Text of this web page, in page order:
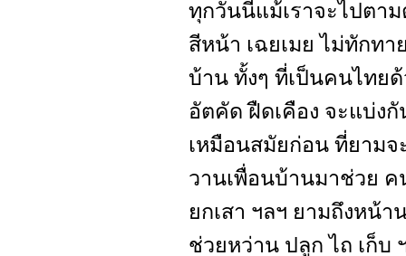
ทุกวันนี้แม้เราจะไปตา
สีหน้า เฉยเมย ไม่ทักท
บ้าน ทั้งๆ ที่เป็นคนไทย
อัตคัด ฝืดเคือง จะแบ่ง
เหมือนสมัยก่อน ที่ยาม
วานเพื่อนบ้านมาช่วย
ยกเสา ฯลฯ ยามถึงหน้
ช่วยหว่าน ปลูก ไถ เก็บ